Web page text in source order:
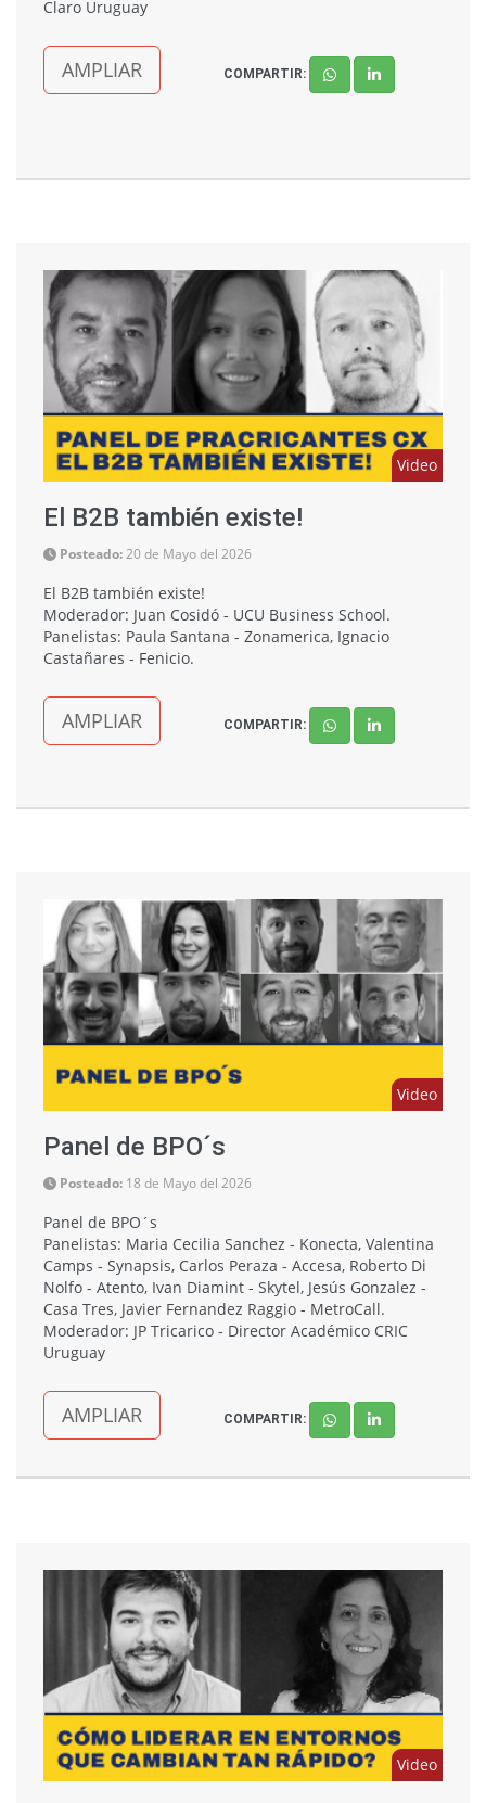
Claro Uruguay
AMPLIAR COMPARTIR:
Video
El B2B también existe!
Posteado:20 de Mayo del 2026
El B2B también existe!
Moderador: Juan Cosidó - UCU Business School.
Panelistas: Paula Santana - Zonamerica, Ignacio
Castañares - Fenicio.
AMPLIAR COMPARTIR:
Video
Panel de BPO´s
Posteado: 18 de Mayo del 2026
Panel de BPO´s
Panelistas: Maria Cecilia Sanchez - Konecta, Valentina
Camps - Synapsis, Carlos Peraza - Accesa, Roberto Di
Nolfo - Atento, Ivan Diamint - Skytel, Jesús Gonzalez -
Casa Tres, Javier Fernandez Raggio - MetroCall.
Moderador: JP Tricarico - Director Académico CRIC
Uruguay
AMPLIAR COMPARTIR:
Video